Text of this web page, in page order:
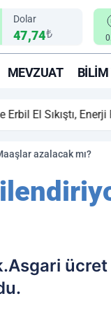
Dolar
47,74₺
MEVZUAT BILIM
Rotası Türkiye!
azalacak mı?